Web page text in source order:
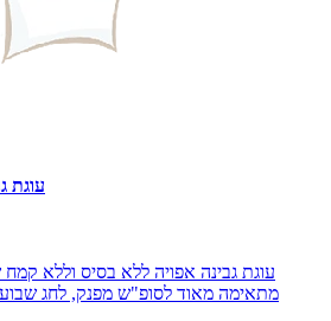
עוגת
עוגת גבינה אפויה ללא בסיס וללא
מתאימה מאוד לסופ"ש מפנק, לחג